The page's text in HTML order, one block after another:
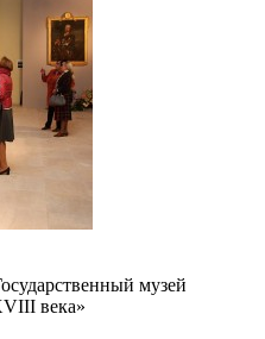
музей
века»